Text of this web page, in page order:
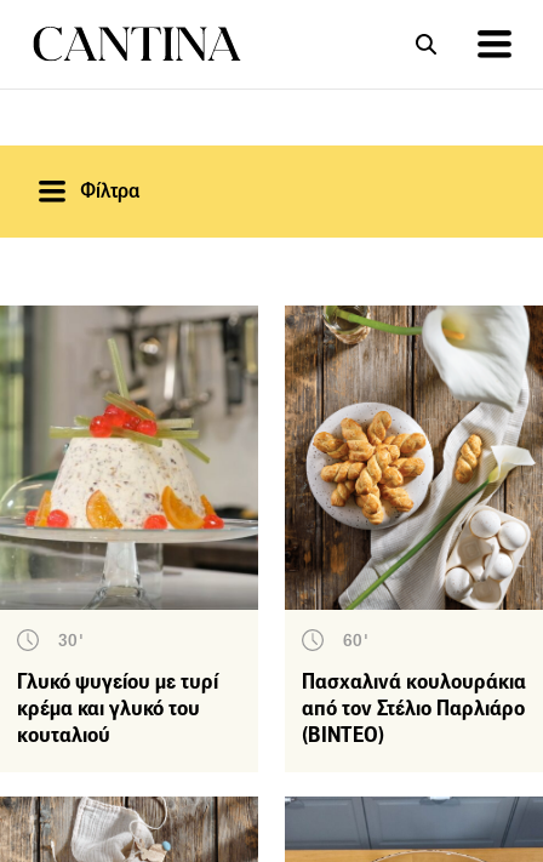
Φίλτρα
30'
Γλυκό ψυγείου με τυρί
κρέμα και γλυκό του
κουταλιού
60'
Πασχαλινά κουλουράκια
από τον Στέλιο Παρλιάρο
(BINTEO)